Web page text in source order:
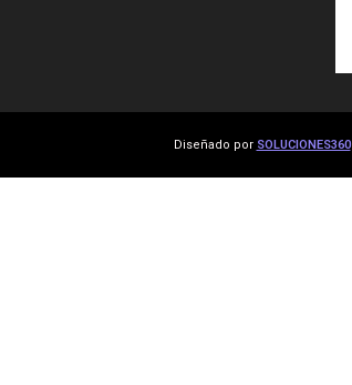
Diseñado por SOLUCIONES360